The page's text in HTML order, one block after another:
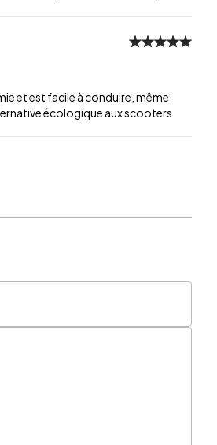
et est facile à conduire, même
écologique aux scooters